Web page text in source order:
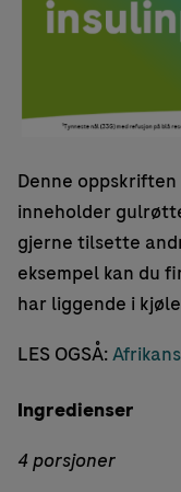
Denne
inneholder
gjerne tilsette
eksempel kan du
har liggende i
LES OGSÅ:
Ingredienser
4 porsjoner